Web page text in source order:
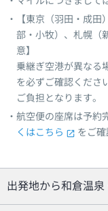
【東京（羽田・成
部・小牧）、札幌（
意】
乗継ぎ空港が異なる
を必ずご確認くださ
ご負担となります。
航空便の座席は予約
くはこちら
をご確
出発地から和倉温